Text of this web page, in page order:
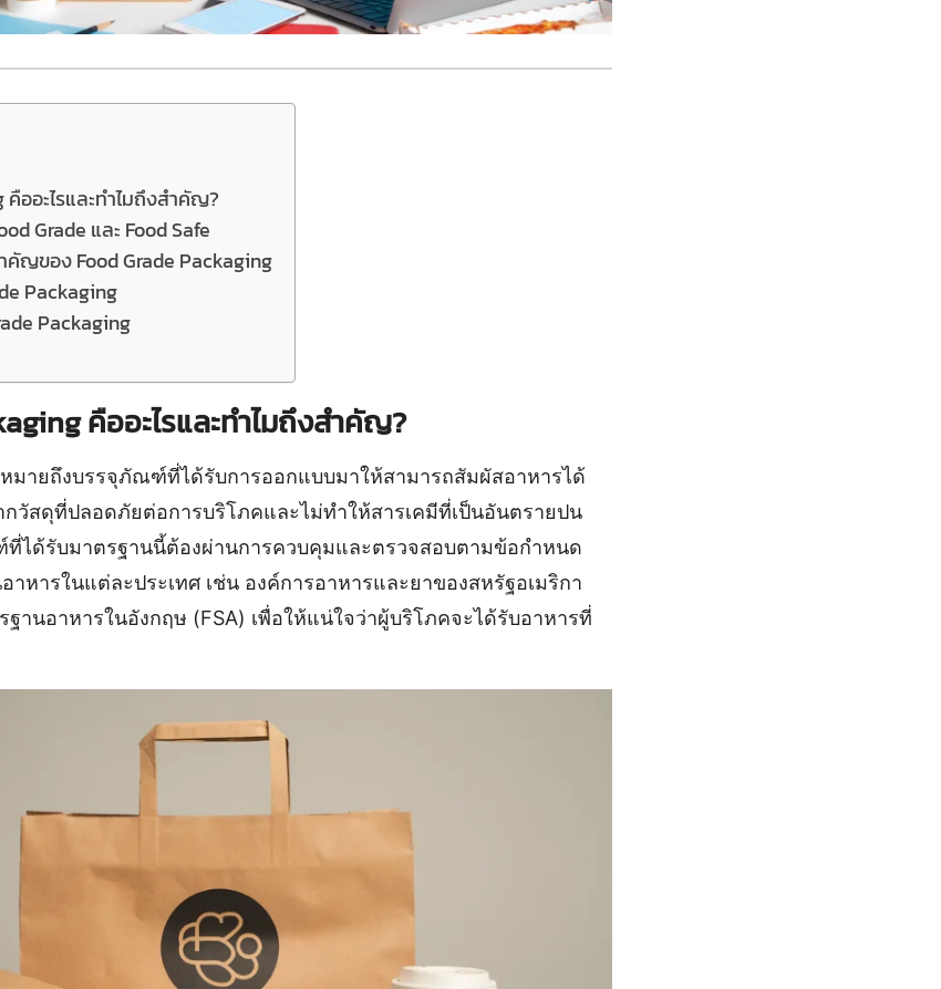
ออะไรและทำไมถึงสำคัญ?
Grade และ Food Safe
ของ Food Grade Packaging
Packaging
Packaging
คืออะไรและทำไมถึงสำคัญ?
หมายถึงบรรจุภัณฑ์ที่ได้รับการออกแบบมาให้สามารถสัมผัสอาหารได้
วัสดุที่ปลอดภัยต่อการบริโภคและไม่ทำให้สารเคมีที่เป็นอันตรายปน
ได้รับมาตรฐานนี้ต้องผ่านการควบคุมและตรวจสอบตามข้อกำหนด
หารในแต่ละประเทศ เช่น องค์การอาหารและยาของสหรัฐอเมริกา
ฐานอาหารในอังกฤษ (FSA) เพื่อให้แน่ใจว่าผู้บริโภคจะได้รับอาหารที่